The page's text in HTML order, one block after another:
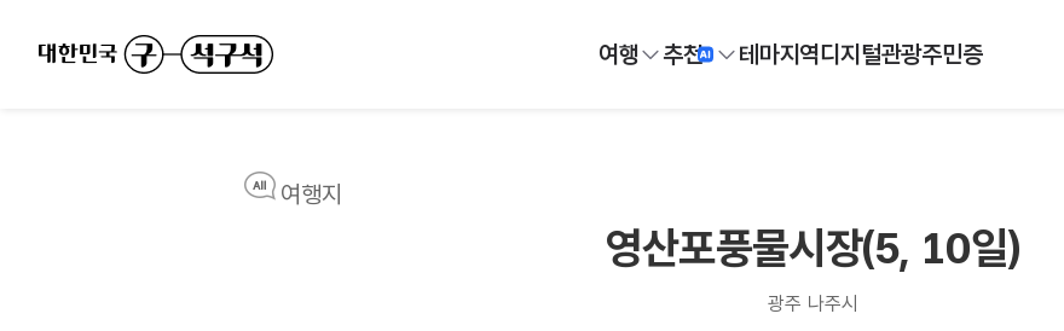
여행 추천 테마지역디지털관광주민증
여행지
영산포풍물시장(5, 10일)
광주 나주시